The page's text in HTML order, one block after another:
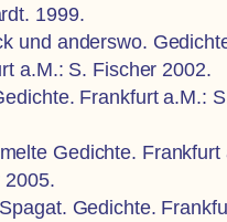
1999.
und anderswo.
a.M.: S. Fischer 2002.
Frankfurt a.M.:
Gedichte. Frankfurt
2005.
Gedichte.